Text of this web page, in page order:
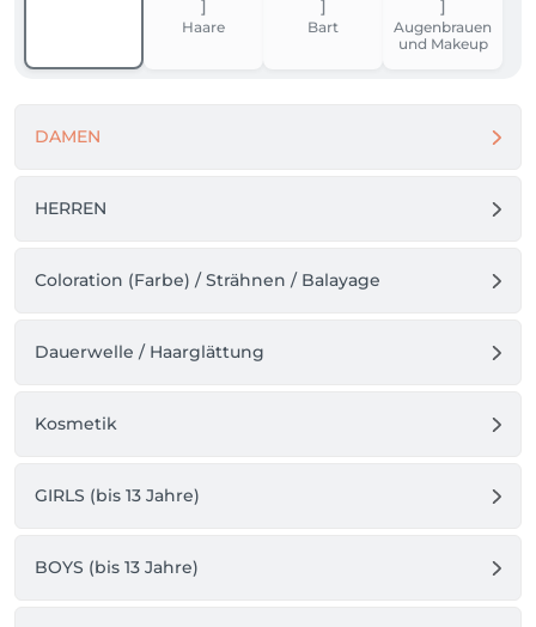
Haare Bart
Augenbrauen
und Makeup
DAMEN
HERREN
Coloration (Farbe) / Strähnen / Balayage
Dauerwelle / Haarglättung
Kosmetik
GIRLS (bis 13 Jahre)
BOYS (bis 13 Jahre)